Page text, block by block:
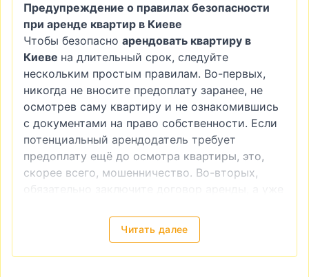
Предупреждение о правилах безопасности
при аренде квартир в Киеве
Чтобы безопасно арендовать квартиру в
Киеве на длительный срок, следуйте
нескольким простым правилам. Во-первых,
никогда не вносите предоплату заранее, не
осмотрев саму квартиру и не ознакомившись
с документами на право собственности. Если
потенциальный арендодатель требует
предоплату ещё до осмотра квартиры, это,
скорее всего, мошенничество. Во-вторых,
обязательно заключите договор аренды, а уже
если вы видите слишком низкую цену на
квартиру, это также часто является
признаком мошенничества.
Читать далее